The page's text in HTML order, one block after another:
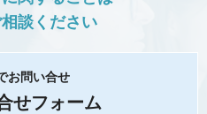
談ください
お問い合せ
せフォーム